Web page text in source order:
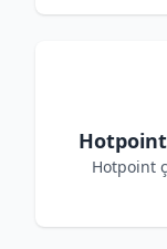
Hotpoint
Hotpoint